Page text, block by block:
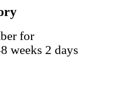
for
weeks 2 days